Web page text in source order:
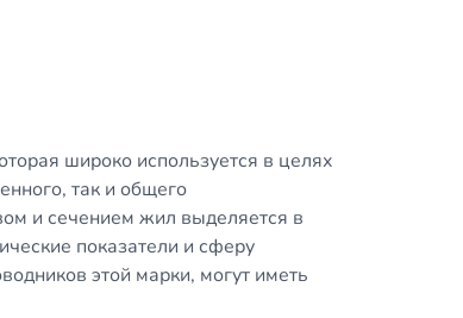
широко используется в целях
так и общего
и сечением жил выделяется в
показатели и сферу
этой марки, могут иметь